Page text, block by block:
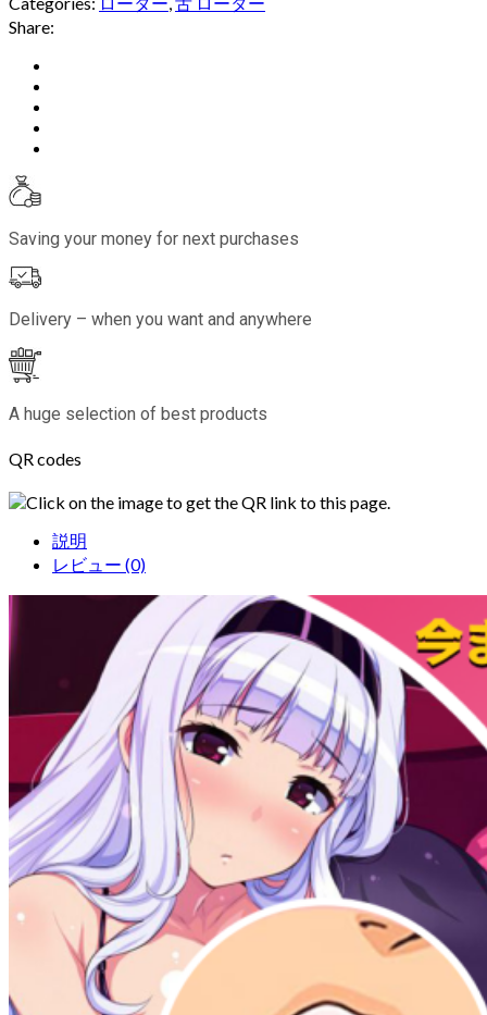
Share:
Saving your money for next purchases
Delivery – when you want and anywhere
A huge selection of best products
QR codes
Click on the image to get the QR link to this page.
説明
レビュー (0)